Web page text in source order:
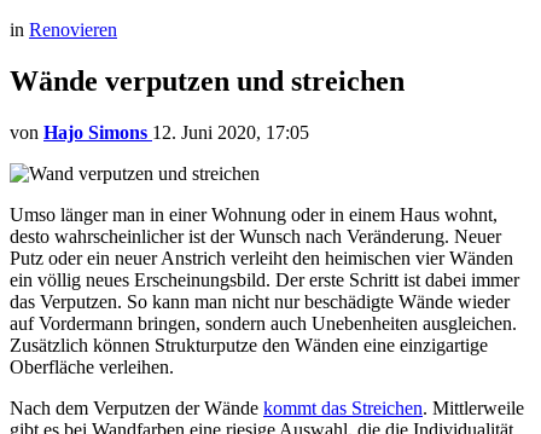
in Renovieren
Wände verputzen und streichen
von Hajo Simons 12. Juni 2020, 17:05
Umso länger man in einer Wohnung oder in einem Haus wohnt,
desto wahrscheinlicher ist der Wunsch nach Veränderung. Neuer
Putz oder ein neuer Anstrich verleiht den heimischen vier Wänden
ein völlig neues Erscheinungsbild. Der erste Schritt ist dabei immer
das Verputzen. So kann man nicht nur beschädigte Wände wieder
auf Vordermann bringen, sondern auch Unebenheiten ausgleichen.
Zusätzlich können Strukturputze den Wänden eine einzigartige
Oberfläche verleihen.
Nach dem Verputzen der Wände kommt das Streichen. Mittlerweile
gibt es bei Wandfarben eine riesige Auswahl, die die Individualität